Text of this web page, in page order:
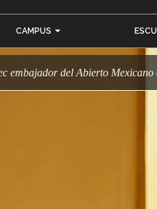
CAMPUS
embajador del Abierto